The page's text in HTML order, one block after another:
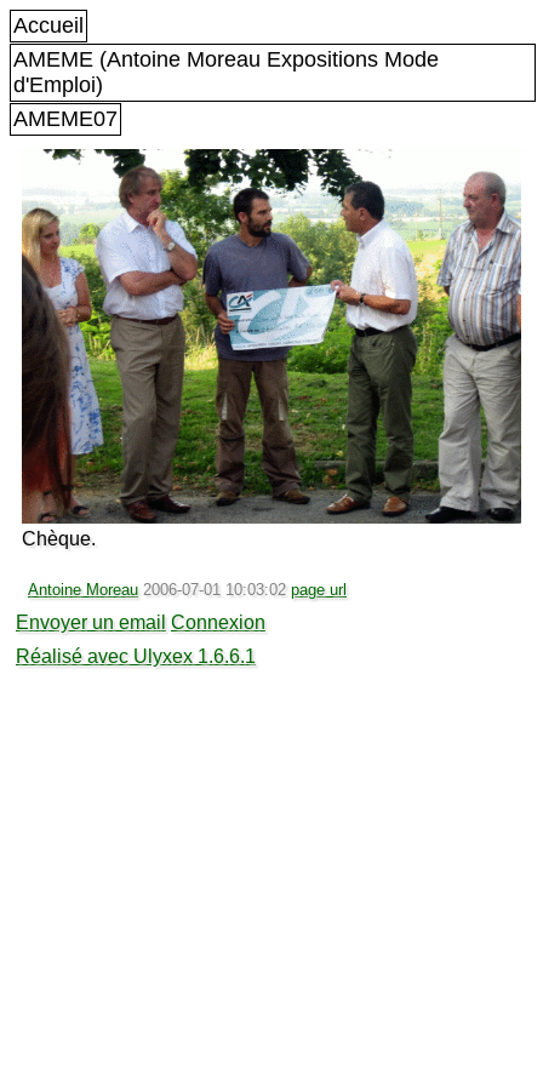
Accueil
AMEME (Antoine Moreau Expositions Mode
d'Emploi)
AMEME07
Chèque.
Antoine Moreau 2006-07-01 10:03:02 page url
Envoyer un email Connexion
Réalisé avec Ulyxex 1.6.6.1